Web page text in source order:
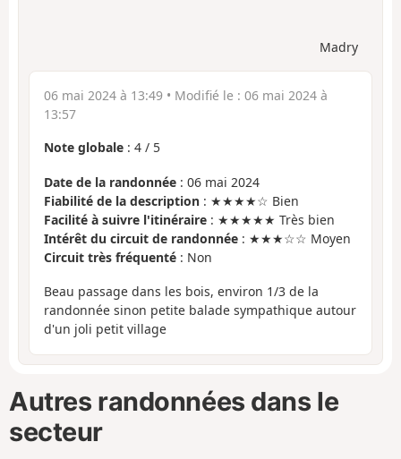
Madry
06 mai 2024 à 13:49 • Modifié le : 06 mai 2024 à
13:57
Note globale : 4 / 5
Date de la randonnée : 06 mai 2024
Fiabilité de la description : ★★★★☆ Bien
Facilité à suivre l'itinéraire : ★★★★★ Très bien
Intérêt du circuit de randonnée : ★★★☆☆ Moyen
Circuit très fréquenté : Non
Beau passage dans les bois, environ 1/3 de la
randonnée sinon petite balade sympathique autour
d'un joli petit village
Autres randonnées dans le
secteur